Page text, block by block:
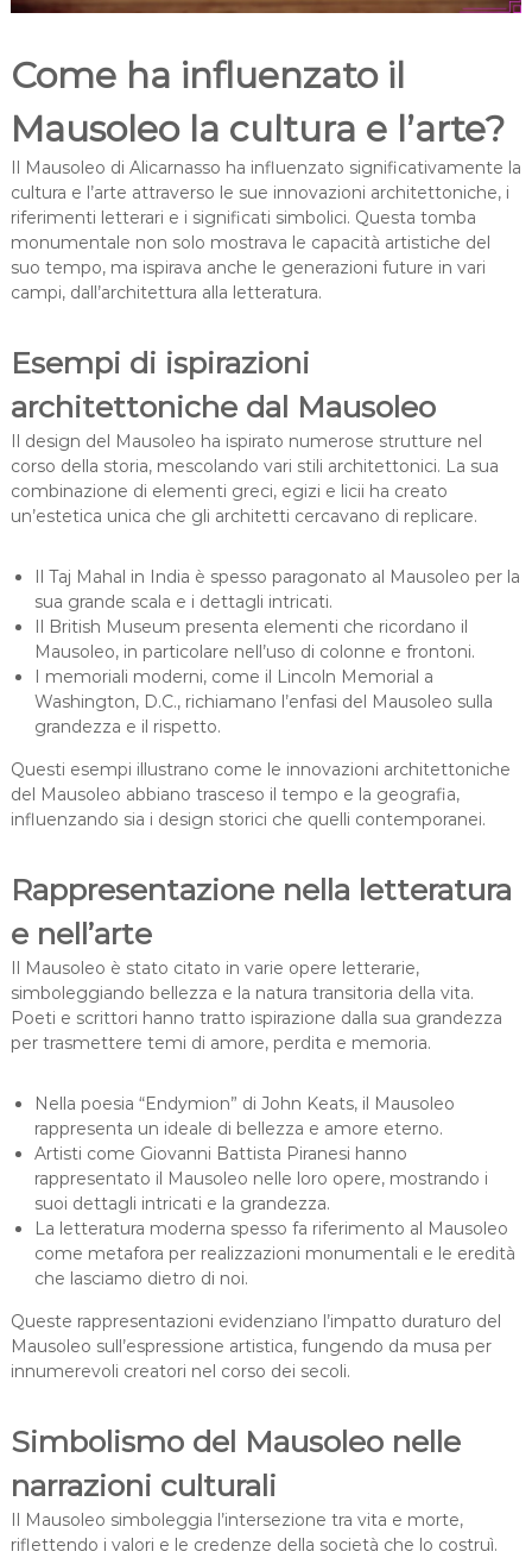
Come ha influenzato il
Mausoleo la cultura e l’arte?
Il Mausoleo di Alicarnasso ha influenzato significativamente la
cultura e l’arte attraverso le sue innovazioni architettoniche, i
riferimenti letterari e i significati simbolici. Questa tomba
monumentale non solo mostrava le capacità artistiche del
suo tempo, ma ispirava anche le generazioni future in vari
campi, dall’architettura alla letteratura.
Esempi di ispirazioni
architettoniche dal Mausoleo
Il design del Mausoleo ha ispirato numerose strutture nel
corso della storia, mescolando vari stili architettonici. La sua
combinazione di elementi greci, egizi e licii ha creato
un’estetica unica che gli architetti cercavano di replicare.
Il Taj Mahal in India è spesso paragonato al Mausoleo per la
sua grande scala e i dettagli intricati.
Il British Museum presenta elementi che ricordano il
Mausoleo, in particolare nell’uso di colonne e frontoni.
I memoriali moderni, come il Lincoln Memorial a
Washington, D.C., richiamano l’enfasi del Mausoleo sulla
grandezza e il rispetto.
Questi esempi illustrano come le innovazioni architettoniche
del Mausoleo abbiano trasceso il tempo e la geografia,
influenzando sia i design storici che quelli contemporanei.
Rappresentazione nella letteratura
e nell’arte
Il Mausoleo è stato citato in varie opere letterarie,
simboleggiando bellezza e la natura transitoria della vita.
Poeti e scrittori hanno tratto ispirazione dalla sua grandezza
per trasmettere temi di amore, perdita e memoria.
Nella poesia “Endymion” di John Keats, il Mausoleo
rappresenta un ideale di bellezza e amore eterno.
Artisti come Giovanni Battista Piranesi hanno
rappresentato il Mausoleo nelle loro opere, mostrando i
suoi dettagli intricati e la grandezza.
La letteratura moderna spesso fa riferimento al Mausoleo
come metafora per realizzazioni monumentali e le eredità
che lasciamo dietro di noi.
Queste rappresentazioni evidenziano l’impatto duraturo del
Mausoleo sull’espressione artistica, fungendo da musa per
innumerevoli creatori nel corso dei secoli.
Simbolismo del Mausoleo nelle
narrazioni culturali
Il Mausoleo simboleggia l’intersezione tra vita e morte,
riflettendo i valori e le credenze della società che lo costruì.